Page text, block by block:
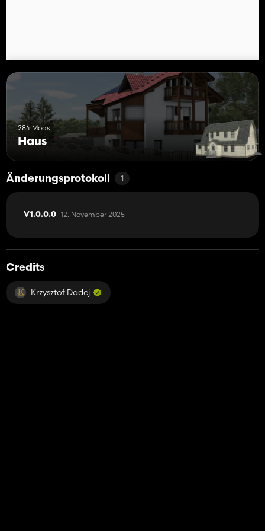
284 Mods
Haus
Änderungsprotokoll 1
V1.0.0.0 12. November 2025
Credits
Krzysztof Dadej